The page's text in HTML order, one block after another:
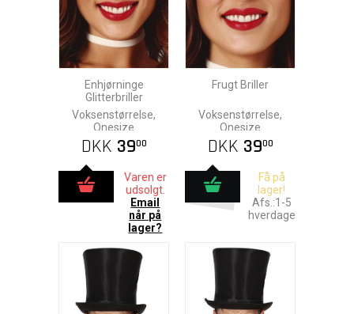
Enhjørninge
Glitterbriller
Voksenstørrelse,
Onesize
DKK 3900
Varen er
udsolgt.
Email
når på
lager?
Frugt Briller
Voksenstørrelse,
Onesize
DKK 3900
Få på
lager!
Afs.:1-5
hverdage